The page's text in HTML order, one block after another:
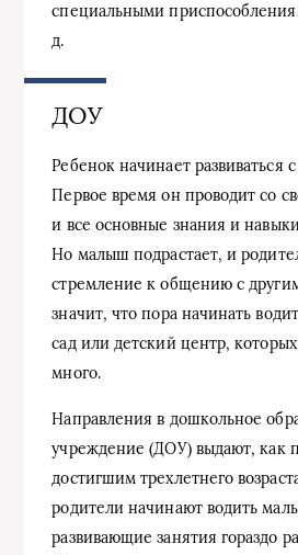
специальными
д.
ДОУ
Ребенок начинает развиваться
Первое время он проводит со
и все основные знания и
Но малыш подрастает, и
стремление к общению с
значит, что пора начинать
сад или детский центр,
много.
Направления в дошкольное
учреждение (ДОУ) выдают, как
достигшим трехлетнего
родители начинают водить
развивающие занятия гораздо